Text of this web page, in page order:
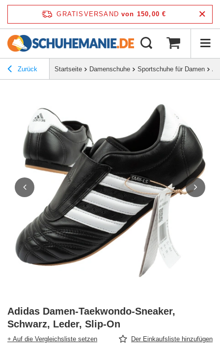
GRATISVERSAND von 150,00 €
Zurück Startseite Damenschuhe Sportschuhe für Damen
Adidas Damen-Taekwondo-Sneaker,
Schwarz, Leder, Slip-On
+ Auf die Vergleichsliste setzen Der Einkaufsliste hinzufügen